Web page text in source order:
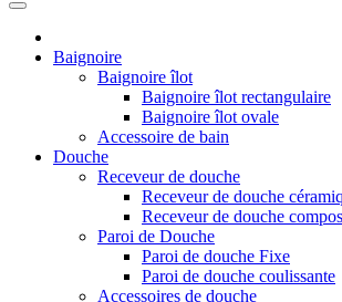
Baignoire
Baignoire îlot
Baignoire îlot rectangulaire
Baignoire îlot ovale
Accessoire de bain
Douche
Receveur de douche
Receveur de douche
Receveur de douche
Paroi de Douche
Paroi de douche Fixe
Paroi de douche coulissante
Accessoires de douche